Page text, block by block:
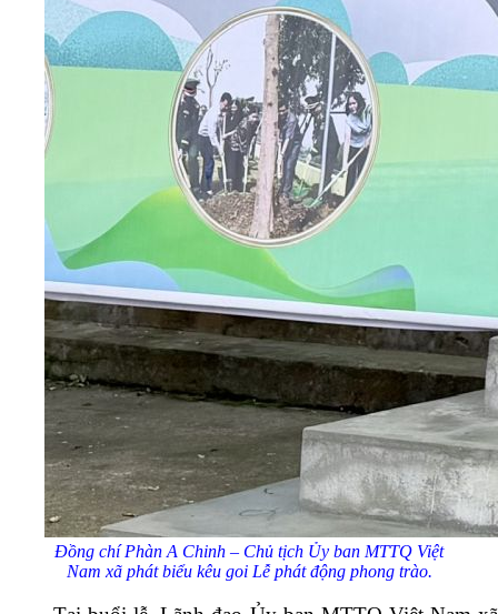
Đồng chí Phàn A Chinh – Chủ tịch Ủy ban MTTQ Việt
Nam xã phát biểu kêu goi Lễ phát động phong trào.